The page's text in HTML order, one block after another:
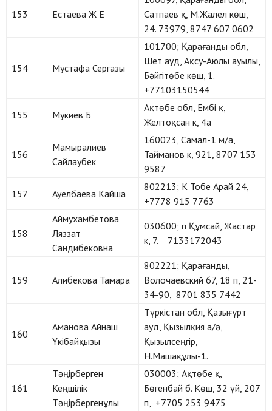
153 Естаева Ж Е
Сатпаев қ, М.Жалел көш,
24. 73979, 8747 607 0602
154 Мустафа Сергазы
101700; Қарағанды обл,
Шет ауд, Ақсу-Аюлы ауылы,
Бәйгітөбе көш, 1.
+77103150544
155 Мукиев Б
Ақтөбе обл, Ембі қ,
Желтоқсан к, 4а
156
Мамыралиев
Сайлаубек
160023, Самал-1 м/а,
Тайманов к, 921, 8707 153
9587
157 Ауелбаева Кайша
802213; К Тобе Арай 24,
+7778 915 7763
158
Аймухамбетова
Ляззат
Сандибековна
030600; п Құмсай, Жастар
к, 7. 7133172043
159 Алибекова Тамара
802221; Қарағанды,
Волочаевский 67, 18 п, 21-
34-90, 8701 835 7442
160
Аманова Айнаш
Үкібайқызы
Түркістан обл, Қазығұрт
ауд, Қызылқия а/ә,
Қызылсеңгір,
Н.Машақұлы-1.
161
Тәңірберген
Кеңшілік
Тәңірбергенұлы
030003; Ақтөбе қ,
Бөгенбай б. Көш, 32 үй, 207
п, +7705 253 9475